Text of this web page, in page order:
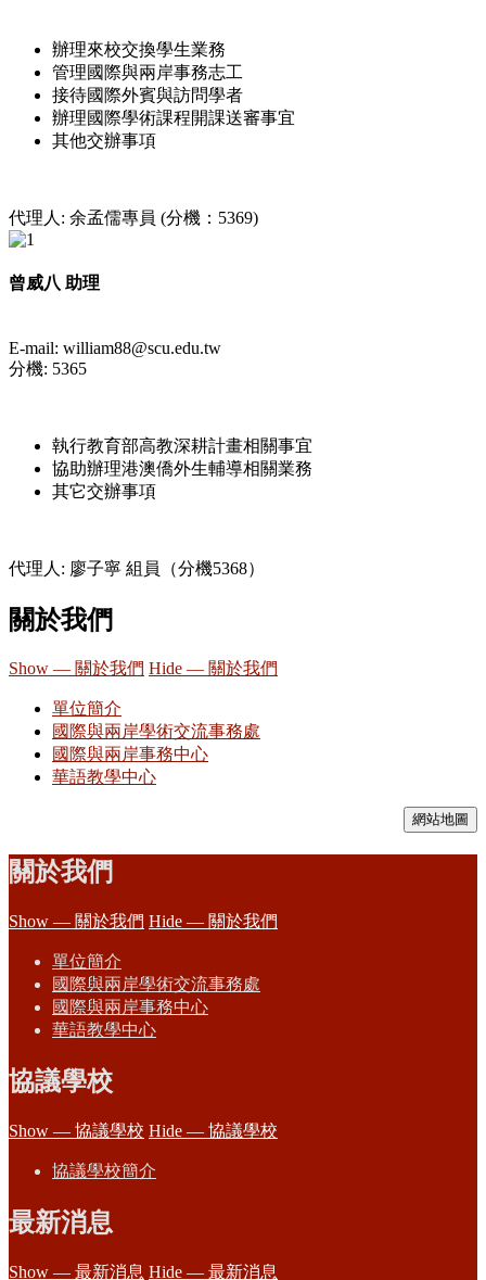
辦理來校交換學生業務
管理國際與兩岸事務志工
接待國際外賓與訪問學者
辦理國際學術課程開課送審事宜
其他交辦事項
代理人: 余孟儒專員 (分機：5369)
曾威八 助理
E-mail: william88@scu.edu.tw
分機: 5365
執行教育部高教深耕計畫相關事宜
協助辦理港澳僑外生輔導相關業務
其它交辦事項
代理人: 廖子寧 組員（分機5368）
關於我們
Show — 關於我們 Hide — 關於我們
單位簡介
國際與兩岸學術交流事務處
國際與兩岸事務中心
華語教學中心
網站地圖
關於我們
Show — 關於我們 Hide — 關於我們
單位簡介
國際與兩岸學術交流事務處
國際與兩岸事務中心
華語教學中心
協議學校
Show — 協議學校 Hide — 協議學校
協議學校簡介
最新消息
Show — 最新消息 Hide — 最新消息